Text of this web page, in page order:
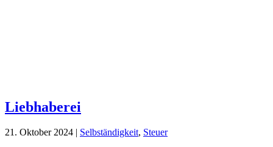
Liebhaberei
21. Oktober 2024 | Selbständigkeit, Steuer